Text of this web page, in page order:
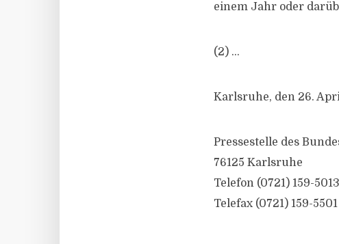
einem Jahr oder
(2) …
Karlsruhe, den 26.
Pressestelle des
76125 Karlsruhe
Telefon (0721) 159-5013
Telefax (0721) 159-5501